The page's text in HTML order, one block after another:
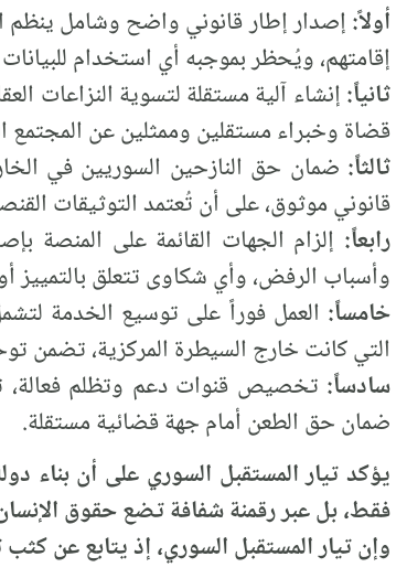
أولاً:إصدار إطار قانوني واضح وشامل ينظم
إقامتهم، ويُحظر بموجبه أي استخدام
ثانياً:إنشاء آلية مستقلة لتسوية النزاعات
قضاة وخبراء مستقلين وممثلين عن المجتمع
ثالثاً: ضمان حق النازحين السوريين في
قانوني موثوق، على أن تُعتمد التوثيقات
رابعاً: إلزام الجهات القائمة على المنصة
وأسباب الرفض، وأي شكاوى تتعلق بالتمييز
خامساً: العمل فوراً على توسيع الخدمة
التي كانت خارج السيطرة المركزية، تضمن
سادساً: تخصيص قنوات دعم وتظلم فعالة،
ضمان حق الطعن أمام جهة قضائية مستقلة.
يؤكد تيار المستقبل السوري على أن بناء
فقط، بل عبر رقمنة شفافة تضع حقوق
وإن تيار المستقبل السوري، إذ يتابع عن